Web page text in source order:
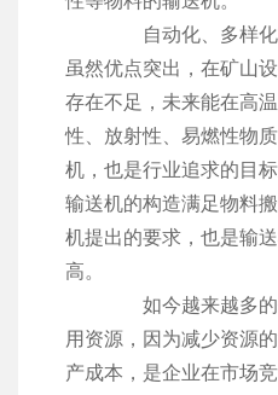
自动化、多样化
虽然优点突出，在矿山
存在不足，未来能在高
性、放射性、易燃性物
机，也是行业追求的目
输送机的构造满足物料
机提出的要求，也是输
高。
如今越来越多的
用资源，因为减少资源
产成本，是企业在市场